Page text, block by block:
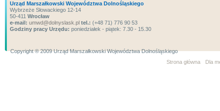
Urząd Marszałkowski Województwa Dolnośląskiego
Wybrzeże Słowackiego 12-14
50-411 Wrocław
e-mail: umwd@dolnyslask.pl tel.: (+48 71) 776 90 53
Godziny pracy Urzędu: poniedziałek - piątek: 7.30 - 15.30
Copyright ® 2009 Urząd Marszałkowski Województwa Dolnośląskiego
Strona główna
Dla